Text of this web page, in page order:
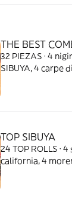
THE BEST
32 PIEZAS · 4
SIBUYA, 4 carpe
TOP SIBUYA
24 TOP ROLLS ·
california, 4